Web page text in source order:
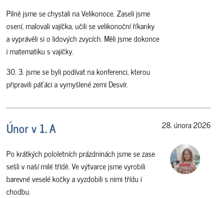
Pilně jsme se chystali na Velikonoce. Zaseli jsme
osení, malovali vajíčka, učili se velikonoční říkanky
a vyprávěli si o lidových zvycích. Měli jsme dokonce
i matematiku s vajíčky.
30. 3. jsme se byli podívat na konferenci, kterou
připravili páťáci a vymyšlené zemi Desvír.
Únor v 1. A
Po krátkých pololetních prázdninách jsme se zase
sešli v naší milé třídě. Ve výtvarce jsme vyrobili
barevné veselé kočky a vyzdobili s nimi třídu i
chodbu.
28. února 2026